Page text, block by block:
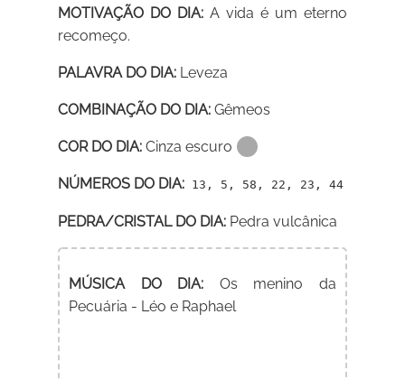
MOTIVAÇÃO DO DIA: A vida é um eterno
recomeço.
PALAVRA DO DIA: Leveza
COMBINAÇÃO DO DIA: Gêmeos
COR DO DIA: Cinza escuro
NÚMEROS DO DIA: 13, 5, 58, 22, 23, 44
PEDRA/CRISTAL DO DIA: Pedra vulcânica
MÚSICA DO DIA: Os menino da
Pecuária - Léo e Raphael